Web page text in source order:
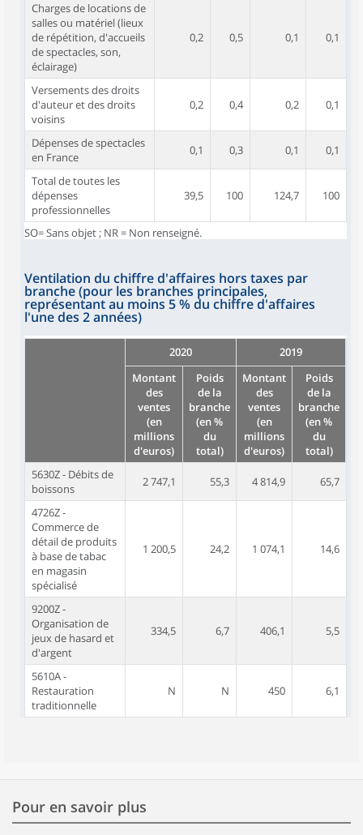
Charges de locations de
salles ou matériel (lieux
de répétition, d'accueils
de spectacles, son,
éclairage)
0,2 0,5 0,1 0,1
Versements des droits
d'auteur et des droits
voisins
0,2 0,4 0,2 0,1
Dépenses de spectacles
en France
0,1 0,3 0,1 0,1
Total de toutes les
dépenses
professionnelles
39,5 100 124,7 100
SO= Sans objet ; NR = Non renseigné.
Ventilation du chiffre d'affaires hors taxes par
branche (pour les branches principales,
représentant au moins 5 % du chiffre d'affaires
l'une des 2 années)
2020
2019
Montant
des
ventes
(en
millions
d'euros)
Poids
de la
branche
(en %
du
total)
Montant
des
ventes
(en
millions
d'euros)
Poids
de la
branche
(en %
du
total)
5630Z - Débits de
boissons
2 747,1 55,3 4 814,9 65,7
4726Z -
Commerce de
détail de produits
à base de tabac
en magasin
spécialisé
1 200,5 24,2 1 074,1 14,6
9200Z -
Organisation de
jeux de hasard et
d'argent
334,5 6,7 406,1 5,5
5610A -
Restauration
traditionnelle
N N 450 6,1
Pour en savoir plus